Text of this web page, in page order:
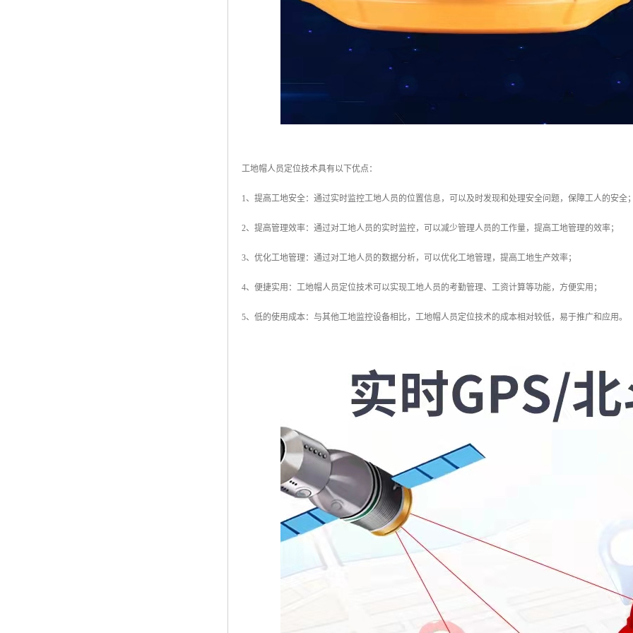
工地帽人员定位技术具有以下优点：
1、提高工地安全：通过实时监控工地人员的位置信息，可以及时发现和处理安全问题，保障工人的安全
2、提高管理效率：通过对工地人员的实时监控，可以减少管理人员的工作量，提高工地管理的效率；
3、优化工地管理：通过对工地人员的数据分析，可以优化工地管理，提高工地生产效率；
4、便捷实用：工地帽人员定位技术可以实现工地人员的考勤管理、工资计算等功能，方便实用；
5、低的使用成本：与其他工地监控设备相比，工地帽人员定位技术的成本相对较低，易于推广和应用。